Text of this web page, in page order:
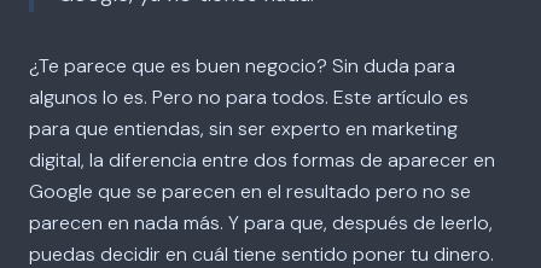
¿Te parece que es buen negocio? Sin duda para
algunos lo es. Pero no para todos. Este artículo es
para que entiendas, sin ser experto en marketing
digital, la diferencia entre dos formas de aparecer en
Google que se parecen en el resultado pero no se
parecen en nada más. Y para que, después de leerlo,
puedas decidir en cuál tiene sentido poner tu dinero.